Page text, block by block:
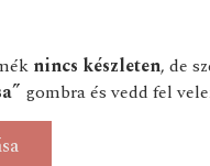
nincs készleten, de
gombra és vedd fel